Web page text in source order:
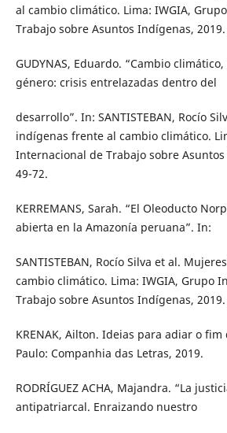
al cambio climático. Lima: IWGIA,
Trabajo sobre Asuntos Indígenas,
GUDYNAS, Eduardo. “Cambio
género: crisis entrelazadas dentro del
desarrollo”. In: SANTISTEBAN, Rocío
indígenas frente al cambio climático.
Internacional de Trabajo sobre
49-72.
KERREMANS, Sarah. “El Oleoducto
abierta en la Amazonía peruana”. In:
SANTISTEBAN, Rocío Silva et al.
cambio climático. Lima: IWGIA, Grupo
Trabajo sobre Asuntos Indígenas,
KRENAK, Ailton. Ideias para adiar o fim
Paulo: Companhia das Letras, 2019.
RODRÍGUEZ ACHA, Majandra. “La
antipatriarcal. Enraizando nuestro